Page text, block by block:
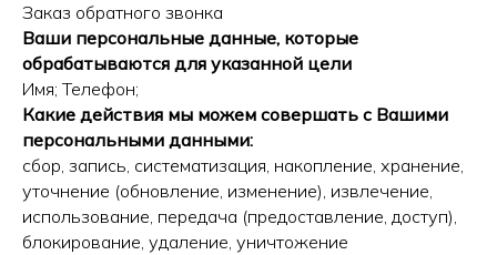
Заказ обратного звонка
Ваши персональные данные, которые
обрабатываются для указанной цели
Имя; Телефон;
Какие действия мы можем совершать с Вашими
персональными данными:
сбор, запись, систематизация, накопление, хранение,
уточнение (обновление, изменение), извлечение,
использование, передача (предоставление, доступ),
блокирование, удаление, уничтожение